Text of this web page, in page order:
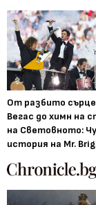
От разбито сърце
Вегас до химн на
на Световното:
история на Mr.